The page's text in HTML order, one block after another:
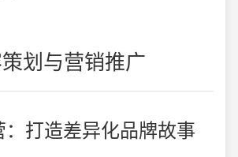
划与营销推广
打造差异化品牌故事